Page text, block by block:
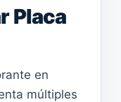
Placa
en
múltiples